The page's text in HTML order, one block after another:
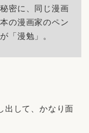
密に、同じ漫画
の漫画家のペン
「漫勉」。
出して、かなり面